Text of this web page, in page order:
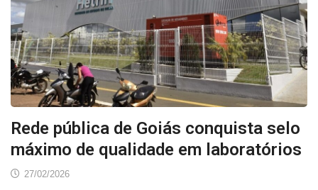
Rede pública de Goiás conquista selo
máximo de qualidade em laboratórios
27/02/2026